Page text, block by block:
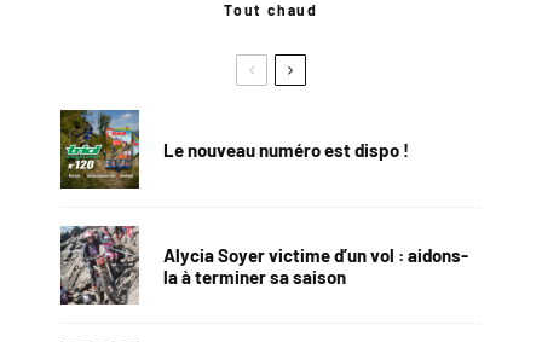
Tout chaud
Le nouveau numéro est dispo !
Alycia Soyer victime d’un vol : aidons-
la à terminer sa saison